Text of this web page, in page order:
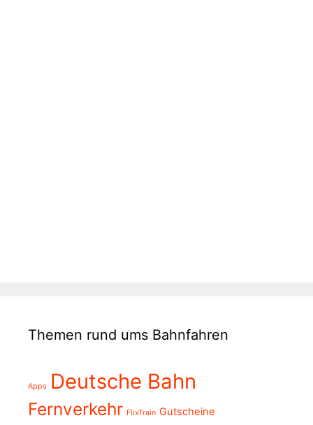
Themen rund ums Bahnfahren
Apps Deutsche Bahn
Fernverkehr FlixTrain Gutscheine